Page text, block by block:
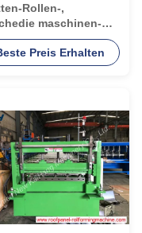
Rollen-,
maschinen-
Rolle ehemalig
PU-
bilden
Preis Erhalten